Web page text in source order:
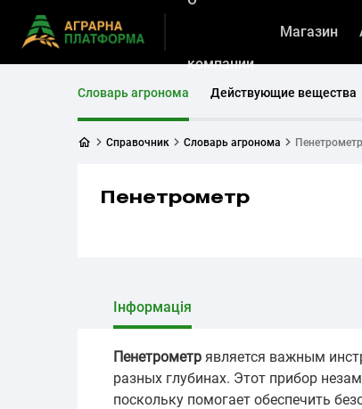
компании
Магазин
Словарь агронома Действующие вещества
Справочник Словарь агронома Пенетрометр
Пенетрометр
Інформація
Пенетрометр является важным
разных глубинах. Этот прибор
поскольку помогает обеспечить